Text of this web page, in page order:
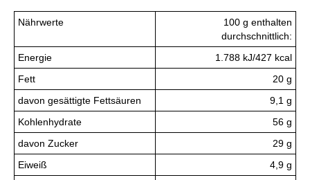
Nährwerte
100 g enthalten
durchschnittlich:
Energie
1.788 kJ/427 kcal
Fett
20 g
davon gesättigte Fettsäuren
9,1 g
Kohlenhydrate
56 g
davon Zucker
29 g
Eiweiß
4,9 g